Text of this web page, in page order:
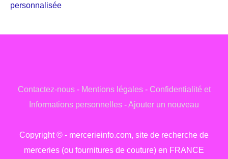
personnalisée
Contactez-nous- Mentions légales- Confidentialité et
Informations personnelles -Ajouter un nouveau
Copyright © - mercerieinfo.com, site de recherche de
merceries (ou fournitures de couture) en FRANCE